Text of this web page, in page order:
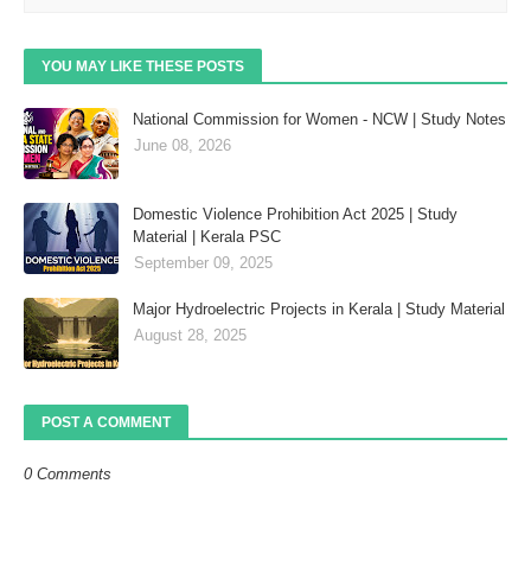
YOU MAY LIKE THESE POSTS
National Commission for Women - NCW | Study Notes
June 08, 2026
Domestic Violence Prohibition Act 2025 | Study
Material | Kerala PSC
September 09, 2025
Major Hydroelectric Projects in Kerala | Study Material
August 28, 2025
POST A COMMENT
0 Comments